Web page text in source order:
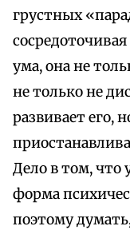
грустных
ума, она не
не только не
развивает его,
Дело в том, что
форма
поэтому